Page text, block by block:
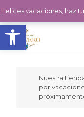
Abrir barra de
Nuestra
por
Felices vacaciones, haz